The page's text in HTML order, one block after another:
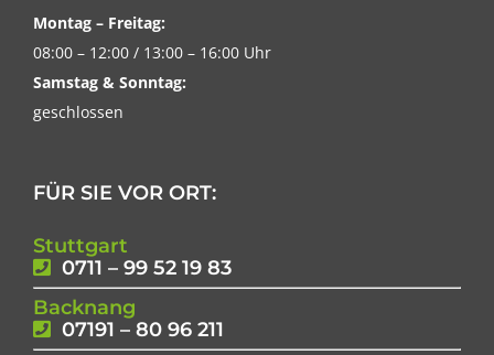
Montag – Freitag:
08:00 – 12:00 / 13:00 – 16:00 Uhr
Samstag & Sonntag:
geschlossen
FÜR SIE VOR ORT:
Stuttgart
0711 – 99 52 19 83
Backnang
07191 – 80 96 211